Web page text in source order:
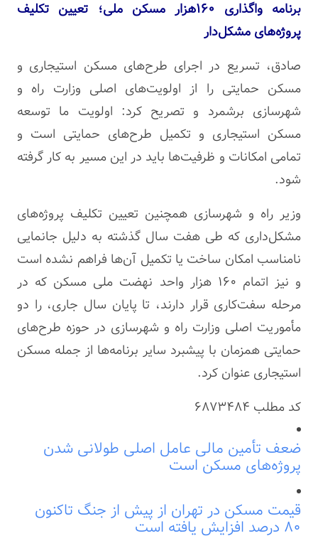
برنامه واگذاری ۱۶۰هزار مسکن ملی؛ تعیین تکلیف
پروژه‌های مشکل‌دار
صادق، تسریع در اجرای طرح‌های مسکن استیجاری و
مسکن حمایتی را از اولویت‌های اصلی وزارت راه و
شهرسازی برشمرد و تصریح کرد: اولویت ما توسعه
مسکن استیجاری و تکمیل طرح‌های حمایتی است و
تمامی امکانات و ظرفیت‌ها باید در این مسیر به کار گرفته
شود.
وزیر راه و شهرسازی همچنین تعیین تکلیف پروژه‌های
مشکل‌داری که طی هفت سال گذشته به دلیل جانمایی
نامناسب امکان ساخت یا تکمیل آن‌ها فراهم نشده است
و نیز اتمام ۱۶۰ هزار واحد نهضت ملی مسکن که در
مرحله سفت‌کاری قرار دارند، تا پایان سال جاری، را دو
مأموریت اصلی وزارت راه و شهرسازی در حوزه طرح‌های
حمایتی همزمان با پیشبرد سایر برنامه‌ها از جمله مسکن
استیجاری عنوان کرد.
کد مطلب 6873484
ضعف تأمین مالی عامل اصلی طولانی شدن
پروژه‌های مسکن است
قیمت مسکن در تهران از پیش از جنگ تاکنون
۸۰ درصد افزایش یافته است